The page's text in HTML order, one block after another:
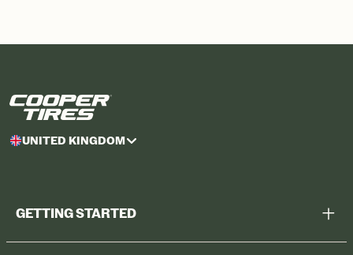
UNITED KINGDOM
GETTING STARTED